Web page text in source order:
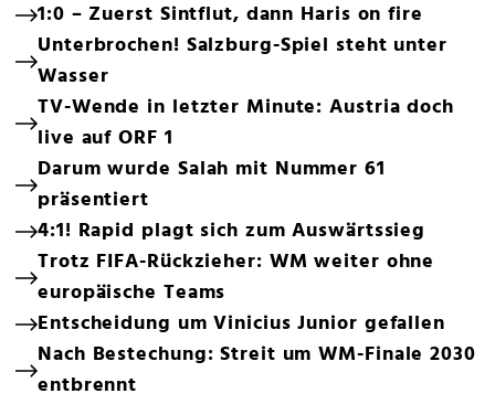
1:0 – Zuerst Sintflut, dann Haris on fire
Unterbrochen! Salzburg-Spiel steht unter
Wasser
TV-Wende in letzter Minute: Austria doch
live auf ORF 1
Darum wurde Salah mit Nummer 61
präsentiert
4:1! Rapid plagt sich zum Auswärtssieg
Trotz FIFA-Rückzieher: WM weiter ohne
europäische Teams
Entscheidung um Vinicius Junior gefallen
Nach Bestechung: Streit um WM-Finale 2030
entbrennt